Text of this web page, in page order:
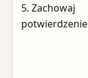
5. Zachowaj
potwierdzenie